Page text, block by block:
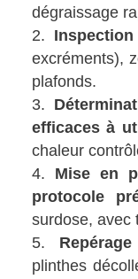
dégraissage
excréments),
plafonds.
efficaces à
chaleur
Mise en
protocole
surdose, avec
plinthes